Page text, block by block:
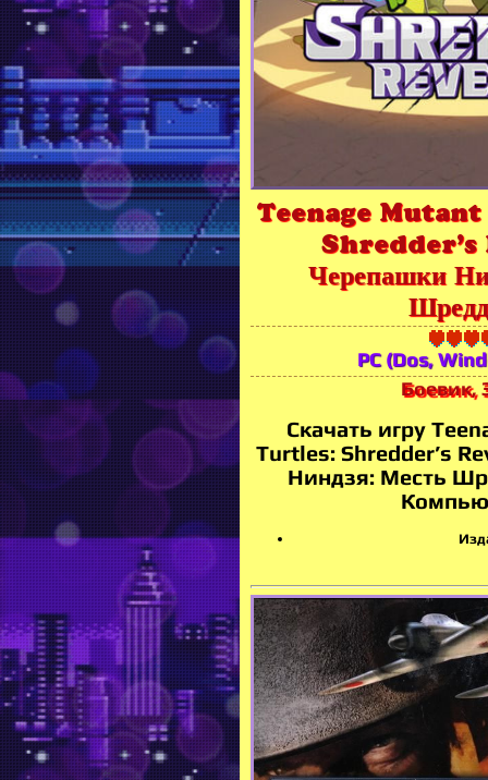
Teenage
Shredder’s
Черепашки
PC (Dos,
Боевик,
Скачать игру
Turtles: Shredder’s
Ниндзя: Месть